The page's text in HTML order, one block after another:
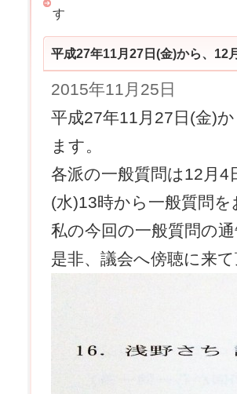
す
平成27年11月27日(金)から、12
2015年11月25日
平成27年11月27日(金)
ます。
各派の一般質問は12月
(水)13時から一般質問を
私の今回の一般質問の
是非、議会へ傍聴に来